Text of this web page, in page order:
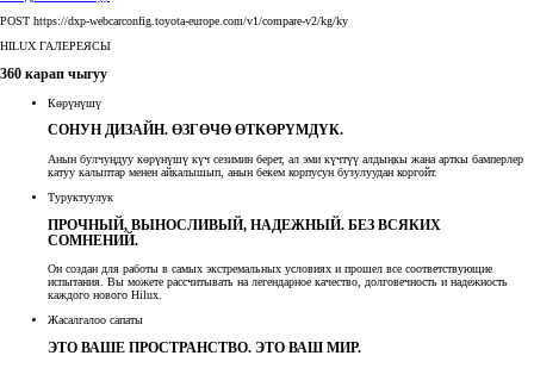
POST https://dxp-webcarconfig.toyota-europe.com/v1/compare-v2/kg/ky
HILUX ГАЛЕРЕЯСЫ
360 карап чыгуу
Көрүнүшү
СОНУН ДИЗАЙН. ӨЗГӨЧӨ ӨТКӨРҮМДҮК.
Анын булчуңдуу көрүнүшү күч сезимин берет, ал эми күчтүү алдыңкы жана арткы бамперлер
катуу калыптар менен айкалышып, анын бекем корпусун бузулуудан коргойт.
Туруктуулук
ПРОЧНЫЙ, ВЫНОСЛИВЫЙ, НАДЕЖНЫЙ. БЕЗ ВСЯКИХ
СОМНЕНИЙ.
Он создан для работы в самых экстремальных условиях и прошел все соответствующие
испытания. Вы можете рассчитывать на легендарное качество, долговечность и надежность
каждого нового Hilux.
Жасалгалоо сапаты
ЭТО ВАШЕ ПРОСТРАНСТВО. ЭТО ВАШ МИР.